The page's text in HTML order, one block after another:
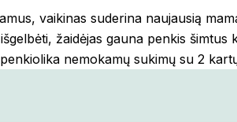
vaikinas suderina naujausią
žaidėjas gauna penkis
nemokamų sukimų su 2